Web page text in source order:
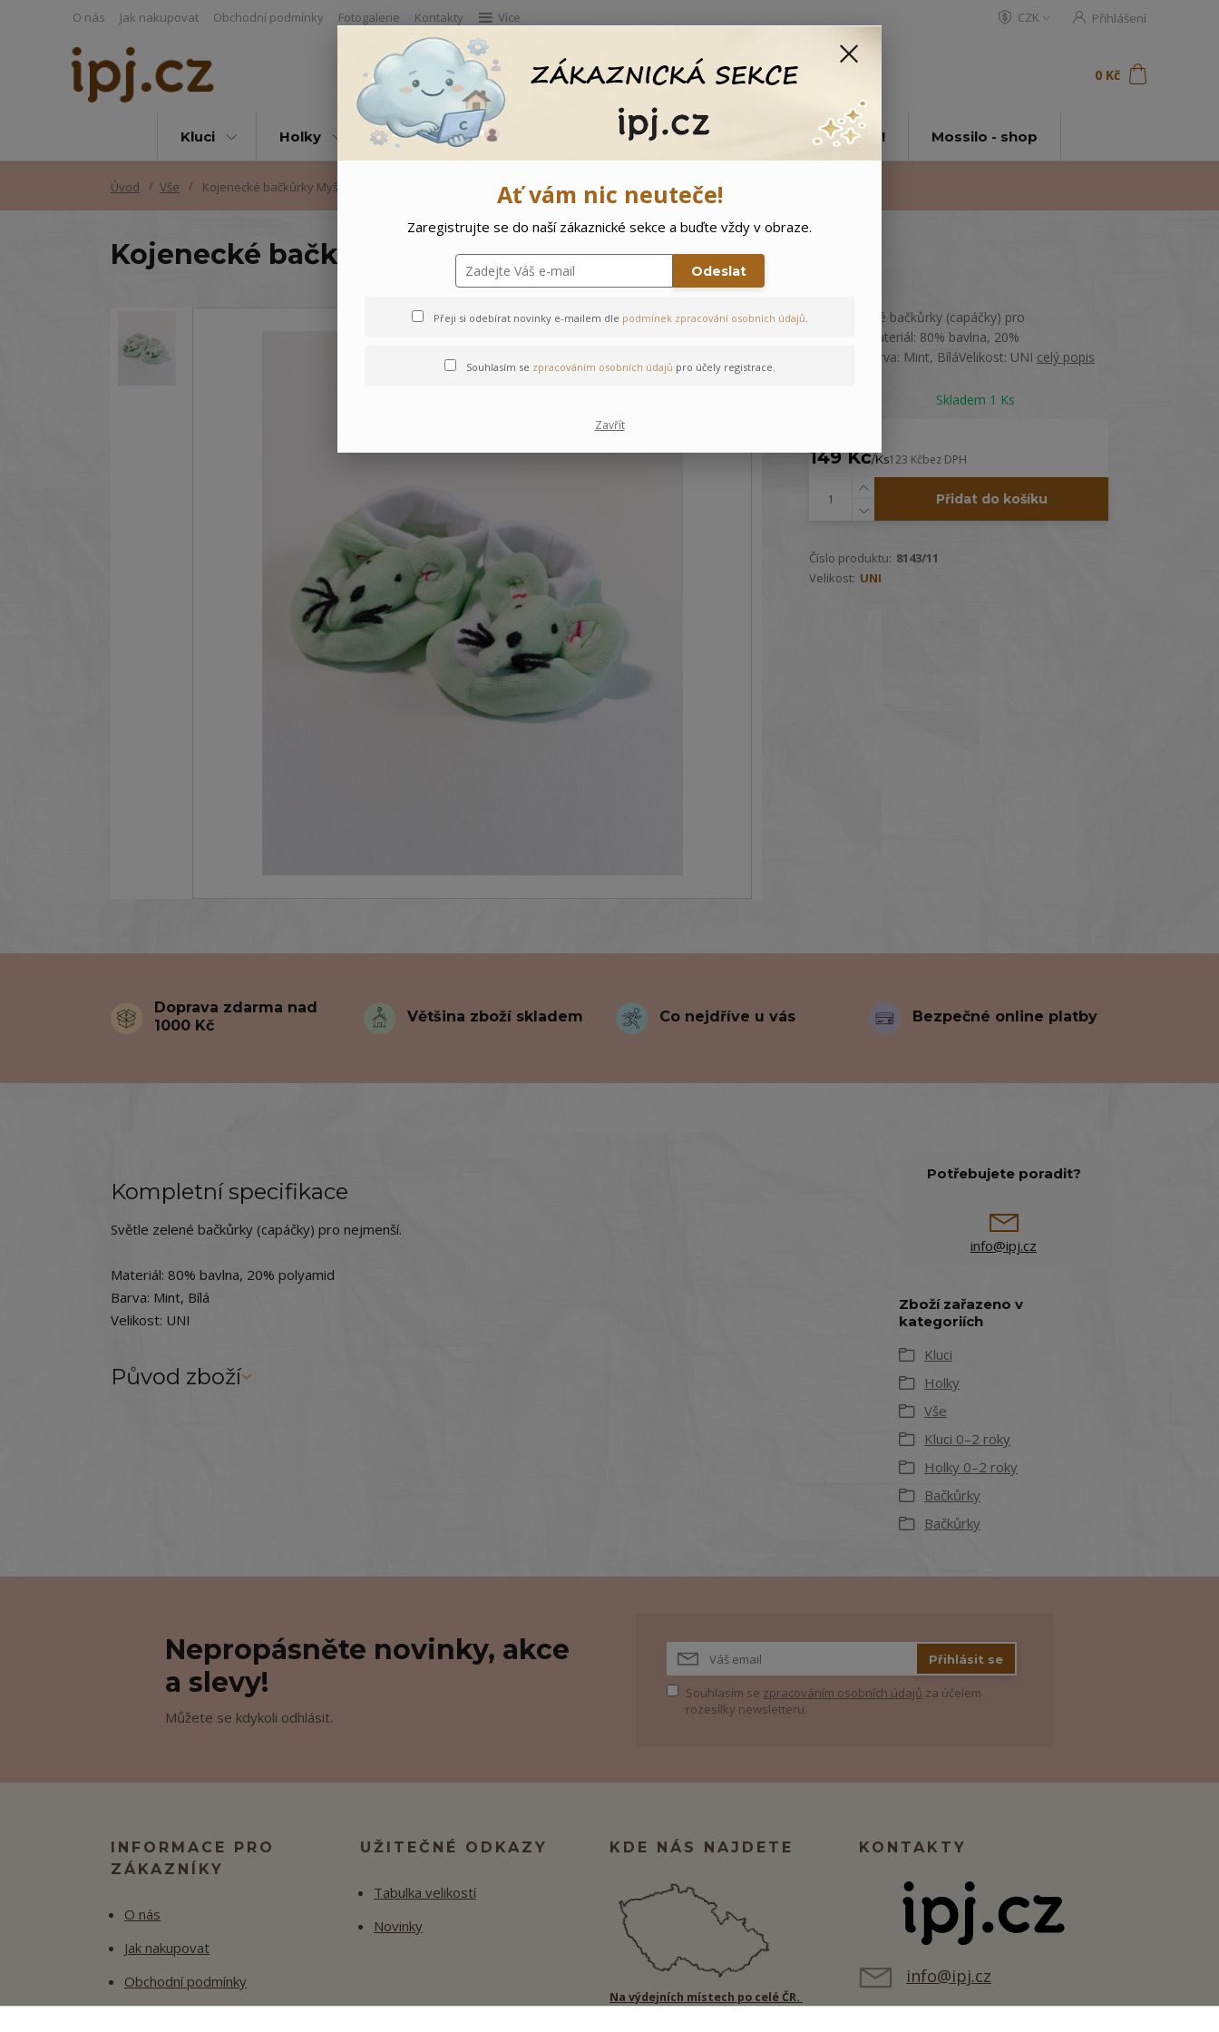
O nás Jak nakupovat Obchodní podmínky Fotogalerie Kontakty Více CZK Přihlášení
Hledat 0 Kč
Kluci Holky Vše Doprodej Ostatní 🌲 Vítejte ve světě Mossilo! Mossilo - shop
Úvod Vše Kojenecké bačkůrky Myšky
Kojenecké bačkůrky Myšky
Světle zelené bačkůrky (capáčky) pro
nejmenší.Materiál: 80% bavlna, 20%
polyamidBarva: Mint, BíláVelikost: UNI celý popis
Skladem 1 Ks
149 Kč/Ks123 Kčbez DPH
Přidat do košíku
Číslo produktu: 8143/11
Velikost: UNI
Doprava zdarma nad
1000 Kč
Většina zboží skladem Co nejdříve u vás Bezpečné online platby
Kompletní specifikace
Světle zelené bačkůrky (capáčky) pro nejmenší.
Materiál: 80% bavlna, 20% polyamid
Barva: Mint, Bílá
Velikost: UNI
Původ zboží
Potřebujete poradit?
info@ipj.cz
Zboží zařazeno v
kategoriích
Kluci
Holky
Vše
Kluci 0–2 roky
Holky 0–2 roky
Bačkůrky
Bačkůrky
Nepropásněte novinky, akce
a slevy!
Můžete se kdykoli odhlásit.
Přihlásit se
Souhlasím se zpracováním osobních údajů za účelem
rozesílky newsletteru.
INFORMACE PRO
ZÁKAZNÍKY
O nás
Jak nakupovat
Obchodní podmínky
UŽITEČNÉ ODKAZY
Tabulka velikostí
Novinky
KDE NÁS NAJDETE
Na výdejních místech po celé ČR.
KONTAKTY
info@ipj.cz
Ať vám nic neuteče!
Zaregistrujte se do naší zákaznické sekce a buďte vždy v obraze.
Odeslat
Přeji si odebírat novinky e-mailem dle podmínek zpracování osobních údajů.
Souhlasím se zpracováním osobních údajů pro účely registrace.
Zavřít